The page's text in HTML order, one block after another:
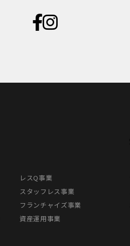
レスQ事業
スタッフレス事業
フランチャイズ事業
資産運用事業